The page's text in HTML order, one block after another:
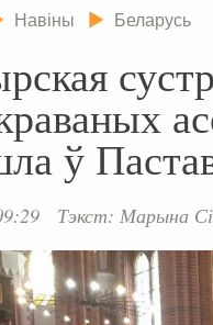
Навіны Беларусь
ў
Тэкст: Марына